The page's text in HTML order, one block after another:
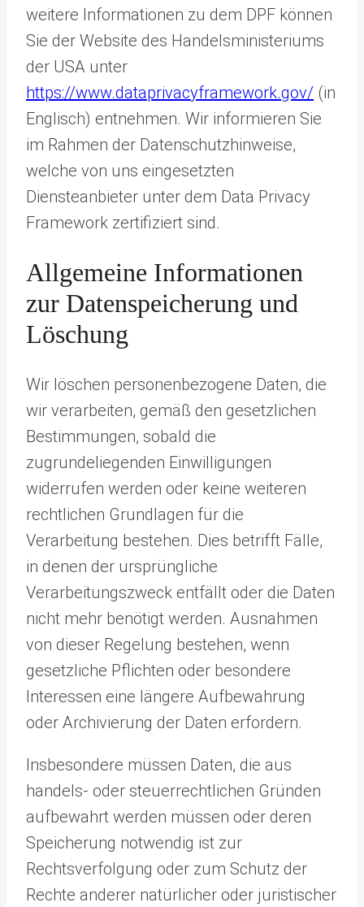
weitere Informationen zu dem DPF können
Sie der Website des Handelsministeriums
der USA unter
https://www.dataprivacyframework.gov/ (in
Englisch) entnehmen. Wir informieren Sie
im Rahmen der Datenschutzhinweise,
welche von uns eingesetzten
Diensteanbieter unter dem Data Privacy
Framework zertifiziert sind.
Allgemeine Informationen
zur Datenspeicherung und
Löschung
Wir löschen personenbezogene Daten, die
wir verarbeiten, gemäß den gesetzlichen
Bestimmungen, sobald die
zugrundeliegenden Einwilligungen
widerrufen werden oder keine weiteren
rechtlichen Grundlagen für die
Verarbeitung bestehen. Dies betrifft Fälle,
in denen der ursprüngliche
Verarbeitungszweck entfällt oder die Daten
nicht mehr benötigt werden. Ausnahmen
von dieser Regelung bestehen, wenn
gesetzliche Pflichten oder besondere
Interessen eine längere Aufbewahrung
oder Archivierung der Daten erfordern.
Insbesondere müssen Daten, die aus
handels- oder steuerrechtlichen Gründen
aufbewahrt werden müssen oder deren
Speicherung notwendig ist zur
Rechtsverfolgung oder zum Schutz der
Rechte anderer natürlicher oder juristischer